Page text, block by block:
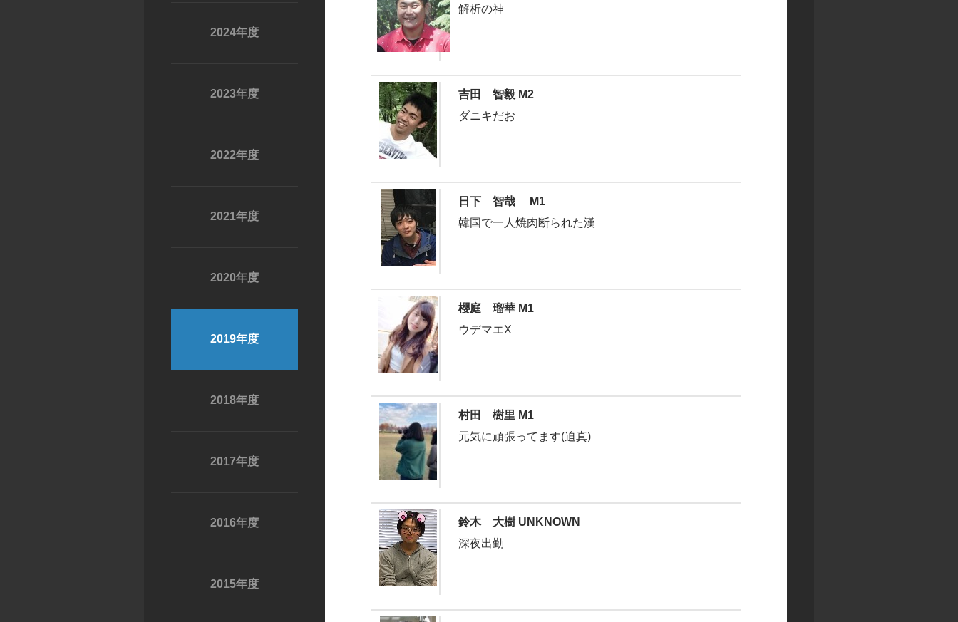
2024年度
2023年度
2022年度
2021年度
2020年度
2019年度
2018年度
2017年度
2016年度
2015年度
解析の神
吉田 智毅 M2
ダニキだお
日下 智哉 M1
韓国で一人焼肉断られた漢
櫻庭 瑠華 M1
ウデマエX
村田 樹里 M1
元気に頑張ってます(迫真)
鈴木 大樹 UNKNOWN
深夜出勤